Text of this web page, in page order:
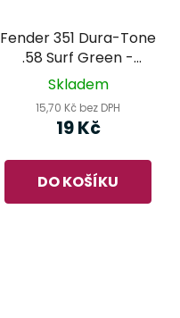
Fender 351 Dura-Tone
.58 Surf Green -
trsátko
Skladem
15,70 Kč bez DPH
19 Kč
DO KOŠÍKU